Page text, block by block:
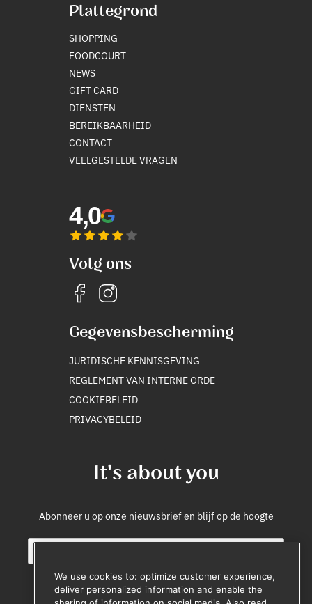
Plattegrond
SHOPPING
FOODCOURT
NEWS
GIFT CARD
DIENSTEN
BEREIKBAARHEID
CONTACT
VEELGESTELDE VRAGEN
It's about you
Abonneer u op onze nieuwsbrief en blijf op de hoogte
ES
4,0
Volg ons
Gegevensbescherming
JURIDISCHE KENNISGEVING
REGLEMENT VAN INTERNE ORDE
COOKIEBELEID
PRIVACYBELEID
We use cookies to: optimize customer experience,
deliver personalized information and enable the